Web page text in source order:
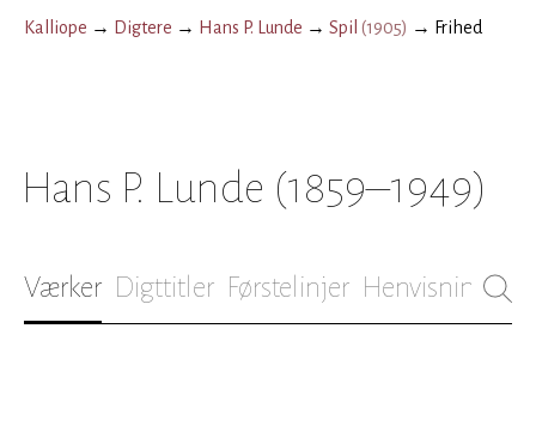
Kalliope → Digtere → Hans P. Lunde → Spil (1905) → Frihed
Hans P. Lunde (1859–1949)
Værker Digttitler Førstelinjer Henvisninger